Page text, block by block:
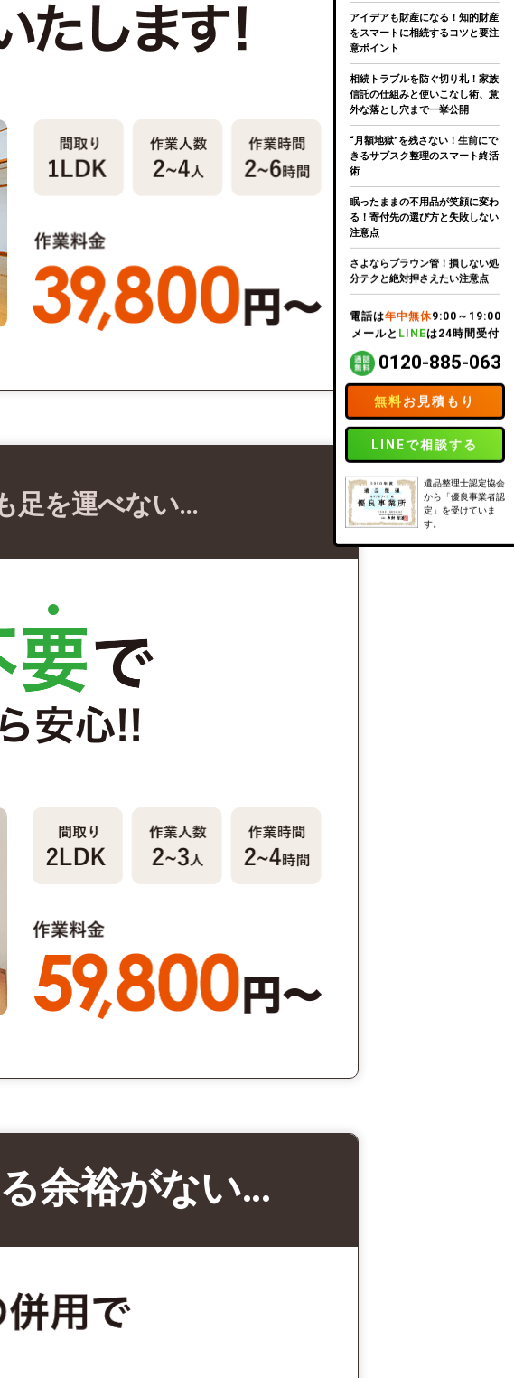
足を運べない…
余裕がない…
アイデアも財産になる！知的財産
をスマートに相続するコツと要注
意ポイント
相続トラブルを防ぐ切り札！家族
信託の仕組みと使いこなし術、意
外な落とし穴まで一挙公開
“月額地獄”を残さない！生前にで
きるサブスク整理のスマート終活
術
眠ったままの不用品が笑顔に変わ
る！寄付先の選び方と失敗しない
注意点
さよならブラウン管！損しない処
分テクと絶対押さえたい注意点
電話は年中無休9:00～19:00
メールと LINEは24時間受付
0120-885-063
無料お見積もり
LINEで相談する
遺品整理士認定協会
から「優良事業者認
定」を受けていま
す。